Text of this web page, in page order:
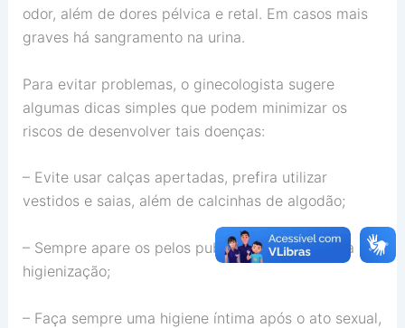
odor, além de dores pélvica e retal. Em casos mais
graves há sangramento na urina.
Para evitar problemas, o ginecologista sugere
algumas dicas simples que podem minimizar os
riscos de desenvolver tais doenças:
– Evite usar calças apertadas, prefira utilizar
vestidos e saias, além de calcinhas de algodão;
– Sempre apare os pelos pubianos. Isso facilita a
higienização;
– Faça sempre uma higiene íntima após o ato sexual,